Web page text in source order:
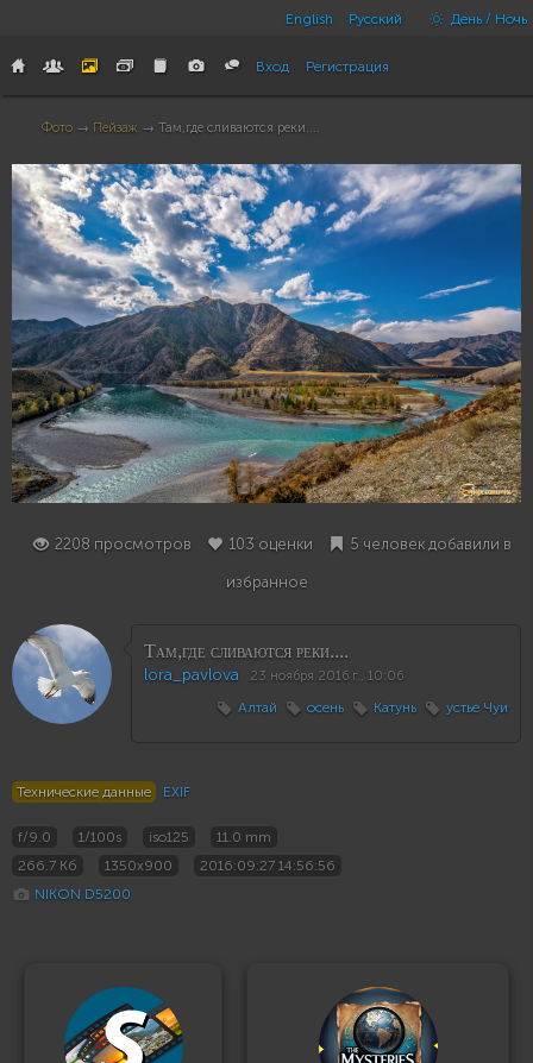
English Русский День / Ночь
Вход Регистрация
Фото → Пейзаж → Там,где сливаются реки....
103
2208 просмотров 103 оценки 5 человек добавили в
избранное
Там,где сливаются реки....
lora_pavlova 23 ноября 2016 г., 10:06
Алтай осень Катунь устье Чуи
Технические данные EXIF
f/9.0 1/100s iso125
11.0 mm
266.7 Кб
1350x900
2016:09:27 14:56:56
NIKON D5200